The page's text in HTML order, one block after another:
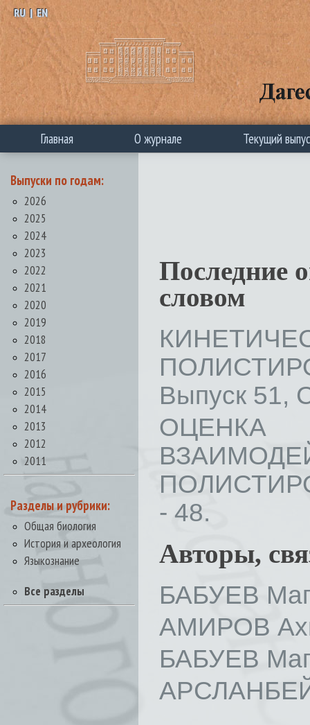
RU | EN
Главная О журнале Текущий
Выпуски по годам:
2026
2025
2024
2023
2022
2021
2020
2019
2018
2017
2016
2015
2014
2013
2012
2011
Разделы и рубрики:
Общая биология
История и археология
Языкознание
Все разделы
Последние
словом
Выпуск 51,
ОЦЕНКА
- 48.
Авторы,
БАБУЕВ
АМИРОВ
БАБУЕВ